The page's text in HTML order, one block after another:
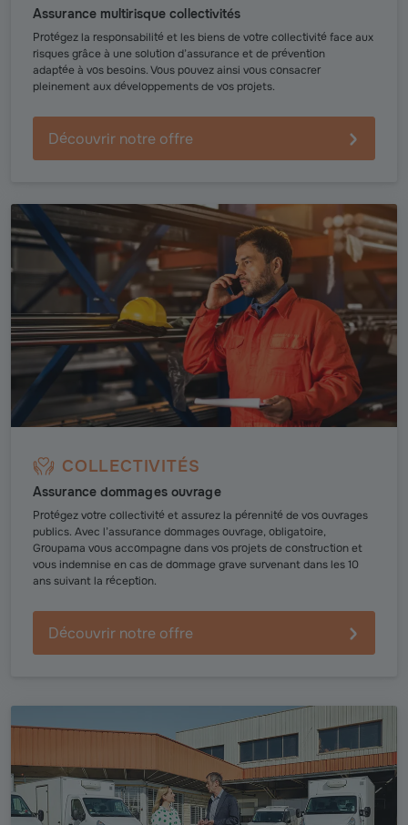
Assurance multirisque collectivités
Protégez la responsabilité et les biens de votre collectivité face aux
risques grâce à une solution d’assurance et de prévention
adaptée à vos besoins. Vous pouvez ainsi vous consacrer
pleinement aux développements de vos projets.
Découvrir notre offre
COLLECTIVITÉS
Assurance dommages ouvrage
Protégez votre collectivité et assurez la pérennité de vos ouvrages
publics. Avec l’assurance dommages ouvrage, obligatoire,
Groupama vous accompagne dans vos projets de construction et
vous indemnise en cas de dommage grave survenant dans les 10
ans suivant la réception.
Découvrir notre offre